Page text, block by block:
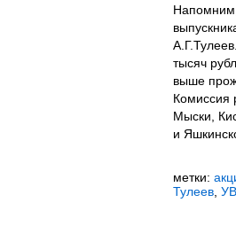
тысяч
выше
Комиссия
Мыски,
и
метки:
Тулеев,